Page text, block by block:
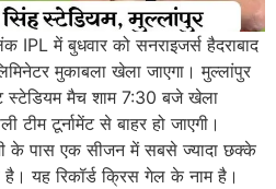
IPL में बुधवार को सनराइजर्स हैदराबाद
मुकाबला खेला जाएगा। मुल्लांपुर
स्टेडियम मैच शाम 7:30 बजे खेला
टीम टूर्नामेंट से बाहर हो जाएगी।
के पास एक सीजन में सबसे ज्यादा छक्के
है। यह रिकॉर्ड क्रिस गेल के नाम है।